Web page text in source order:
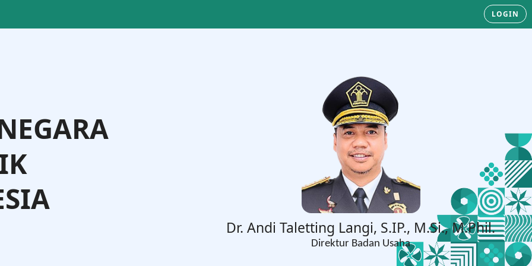
LOGIN
Dr. Andi Taletting Langi, S.IP., M.Si., M.Phil.
Direktur Badan Usaha